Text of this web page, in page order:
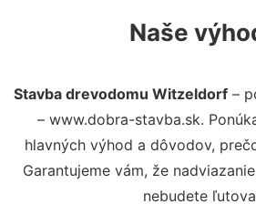
Naše
Stavba drevodomu Witzeldorf –
– www.dobra-stavba.sk.
hlavných výhod a dôvodov,
Garantujeme vám, že
nebudete